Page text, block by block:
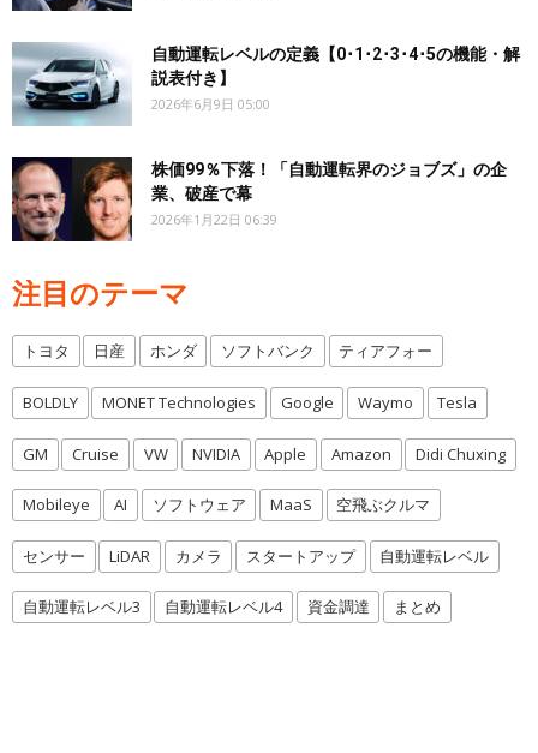
自動運転レベルの定義【0･1･2･3･4･5の機能・解
説表付き】
2026年6月9日 05:00
株価99％下落！「自動運転界のジョブズ」の企
業、破産で幕
2026年1月22日 06:39
注目のテーマ
トヨタ 日産 ホンダ ソフトバンク ティアフォー
BOLDLY MONET Technologies Google Waymo Tesla
GM Cruise VW NVIDIA Apple Amazon Didi Chuxing
Mobileye AI ソフトウェア MaaS 空飛ぶクルマ
センサー LiDAR カメラ スタートアップ 自動運転レベル
自動運転レベル3 自動運転レベル4 資金調達 まとめ